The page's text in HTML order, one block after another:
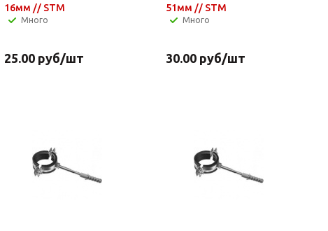
16мм // STM
Много
25.00руб/шт
51мм // STM
Много
30.00 руб/шт